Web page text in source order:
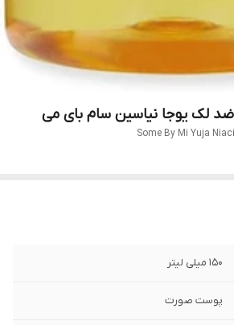
لک یوجا نیاسین سام بای می
Some By Mi Yuja
150 میلی لیتر
پوست صورت